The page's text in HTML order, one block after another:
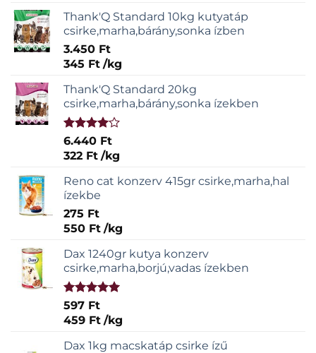
Thank'Q Standard 10kg kutyatáp
csirke,marha,bárány,sonka ízben
3.450 Ft
345 Ft /kg
Thank'Q Standard 20kg
csirke,marha,bárány,sonka ízekben
Értékelés:
4.00 / 5
6.440 Ft
322 Ft /kg
Reno cat konzerv 415gr csirke,marha,hal
ízekbe
275 Ft
550 Ft /kg
Dax 1240gr kutya konzerv
csirke,marha,borjú,vadas ízekben
Értékelés:
5.00/ 5
597 Ft
459 Ft /kg
Dax 1kg macskatáp csirke ízű